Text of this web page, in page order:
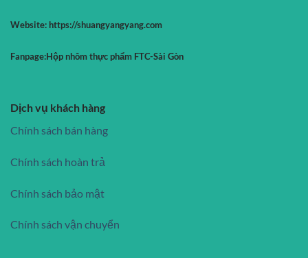
Website: https://shuangyangyang.com
Fanpage:Hộp nhôm thực phẩm FTC-Sài Gòn
Dịch vụ khách hàng
Chính sách bán hàng
Chính sách hoàn trả
Chính sách bảo mật
Chính sách vận chuyển